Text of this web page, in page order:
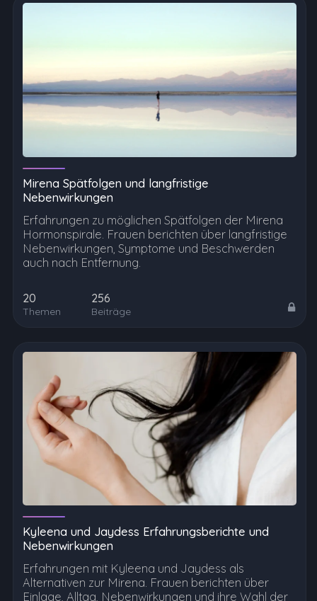
Mirena Spätfolgen und langfristige
Nebenwirkungen
Erfahrungen zu möglichen Spätfolgen der Mirena
Hormonspirale. Frauen berichten über langfristige
Nebenwirkungen, Symptome und Beschwerden
auch nach Entfernung.
20
Themen
256
Beiträge
Kyleena und Jaydess Erfahrungsberichte und
Nebenwirkungen
Erfahrungen mit Kyleena und Jaydess als
Alternativen zur Mirena. Frauen berichten über
Einlage, Alltag, Nebenwirkungen und ihre Wahl der